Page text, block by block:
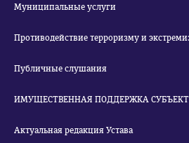
Муниципальные услуги
Противодействие терроризму и
Публичные слушания
ИМУЩЕСТВЕННАЯ ПОДДЕРЖКА
Актуальная редакция Устава